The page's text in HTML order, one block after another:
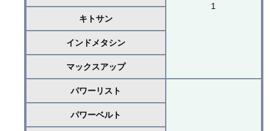
1
キトサン
インドメタシン
マックスアップ
パワーリスト
パワーベルト